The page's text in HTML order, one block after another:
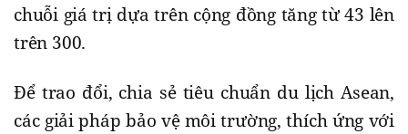
chuỗi giá trị dựa trên cộng đồng tăng từ 43 lên
trên 300.
Để trao đổi, chia sẻ tiêu chuẩn du lịch Asean,
các giải pháp bảo vệ môi trường, thích ứng với